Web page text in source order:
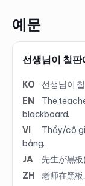
예문
선생님이 칠판
KO
선생님이
EN
The
blackboard.
VI
Thầy/cô
bảng.
JA
先生が黒板
ZH
老师在黑板